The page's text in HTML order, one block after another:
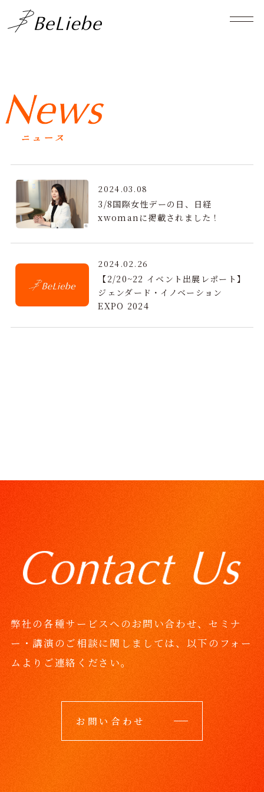
2024.03.08
3/8国際女性デーの日、日経
xwomanに掲載されました！
2024.02.26
【2/20~22 イベント出展レポート】
ジェンダード・イノベーション
EXPO 2024
弊社の各種サービスへのお問い合わせ、セミナ
ー・講演のご相談に関しましては、 以下のフォー
ムよりご連絡ください。
お問い合わせ